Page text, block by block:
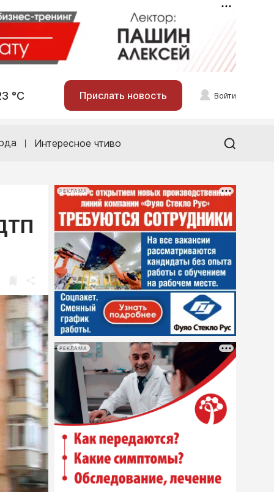
°С Прислать новость Войти
Интересное чтиво
РЕКЛАМА
РЕКЛАМА